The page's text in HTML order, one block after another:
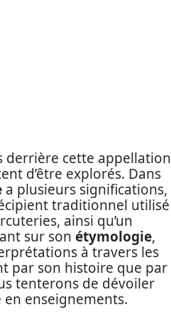
derrière cette appellation
d’être explorés. Dans
a plusieurs significations,
traditionnel utilisé
ainsi qu’un
sur son étymologie,
à travers les
par son histoire que par
tenterons de dévoiler
enseignements.